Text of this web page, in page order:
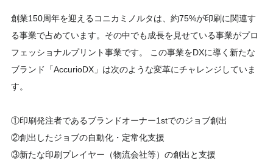
創業150周年を迎えるコニカミノルタは、約75%が印刷に関連す
る事業で占めています。その中でも成長を見せている事業がプロ
フェッショナルプリント事業です。 この事業をDXに導く新たな
ブランド「AccurioDX」は次のような変革にチャレンジしていま
す。
①印刷発注者であるブランドオーナー1stでのジョブ創出
②創出したジョブの自動化・定常化支援
③新たな印刷プレイヤー（物流会社等）の創出と支援